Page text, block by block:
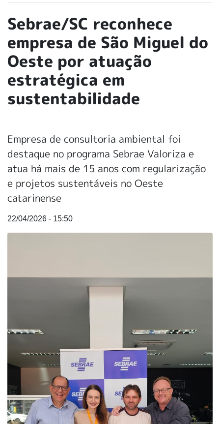
Sebrae/SC reconhece
empresa de São Miguel do
Oeste por atuação
estratégica em
sustentabilidade
Empresa de consultoria ambiental foi
destaque no programa Sebrae Valoriza e
atua há mais de 15 anos com regularização
e projetos sustentáveis no Oeste
catarinense
22/04/2026 - 15:50